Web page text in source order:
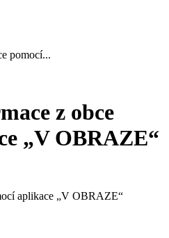
pomocí...
z obce
„V OBRAZE“
aplikace „V OBRAZE“